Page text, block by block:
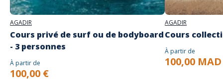
AGADIR
Cours privé de surf ou de bodyboard
- 3 personnes
À partir de
100,00 €
AGADIR
Cours
À partir de
100,00 MAD